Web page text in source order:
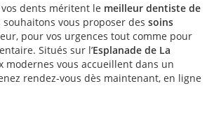
dents méritent le meilleur dentiste de
souhaitons vous proposer des soins
pour vos urgences tout comme pour
Situés sur l’Esplanade de La
modernes vous accueillent dans un
rendez-vous dès maintenant, en ligne